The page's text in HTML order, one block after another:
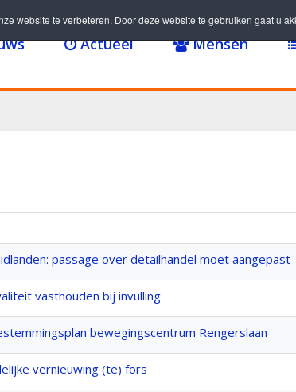
Actueel Mensen
passage over detailhandel moet aangepast
vasthouden bij invulling
bewegingscentrum Rengerslaan
vernieuwing (te) fors
website te verbeteren. Door deze website te gebruiken gaat u